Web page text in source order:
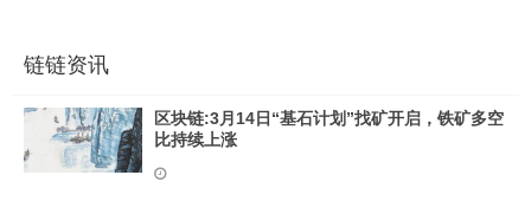
链链资讯
区块链:3月14日“基石计划”找矿开启，铁矿多空
比持续上涨